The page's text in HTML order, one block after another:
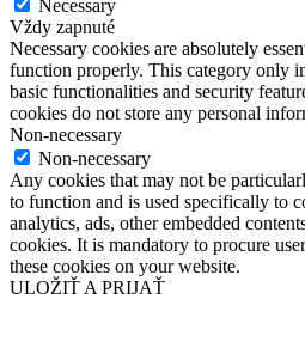
Necessary
Vždy zapnuté
Necessary cookies are absolutely
function properly. This category only
basic functionalities and security
cookies do not store any personal
Non-necessary
Non-necessary
Any cookies that may not be
to function and is used specifically to
analytics, ads, other embedded
cookies. It is mandatory to procure
these cookies on your website.
ULOŽIŤ A PRIJAŤ